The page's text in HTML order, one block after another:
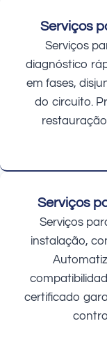
Serviços
Serviços
diagnóstico
em fases,
do circuito.
Serviços
Serviços
instalação,
certificado